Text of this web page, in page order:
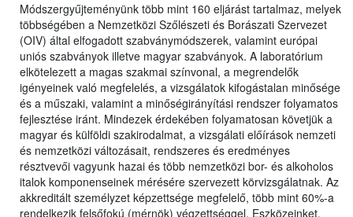
Módszergyűjteményünk több mint 160 eljárást tartalmaz, melyek
többségében a Nemzetközi Szőlészeti és Borászati Szervezet
(OIV) által elfogadott szabványmódszerek, valamint európai
uniós szabványok illetve magyar szabványok. A laboratórium
elkötelezett a magas szakmai színvonal, a megrendelők
igényeinek való megfelelés, a vizsgálatok kifogástalan minősége
és a műszaki, valamint a minőségirányítási rendszer folyamatos
fejlesztése iránt. Mindezek érdekében folyamatosan követjük a
magyar és külföldi szakirodalmat, a vizsgálati előírások nemzeti
és nemzetközi változásait, rendszeres és eredményes
résztvevői vagyunk hazai és több nemzetközi bor- és alkoholos
italok komponenseinek mérésére szervezett körvizsgálatnak. Az
akkreditált személyzet képzettsége megfelelő, több mint 60%-a
rendelkezik felsőfokú (mérnök) végzettséggel. Eszközeinket,